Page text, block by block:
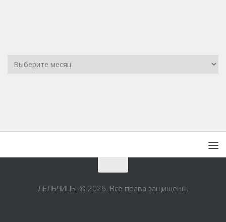
ЛЕЛЬЧИЦЫ © 2026. Все права защищены.